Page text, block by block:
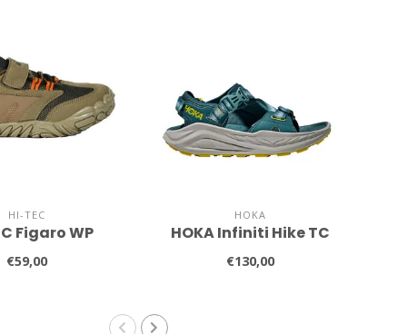
HI-TEC
Figaro WP
€59,00
HOKA
HOKA Infiniti Hike TC
€130,00